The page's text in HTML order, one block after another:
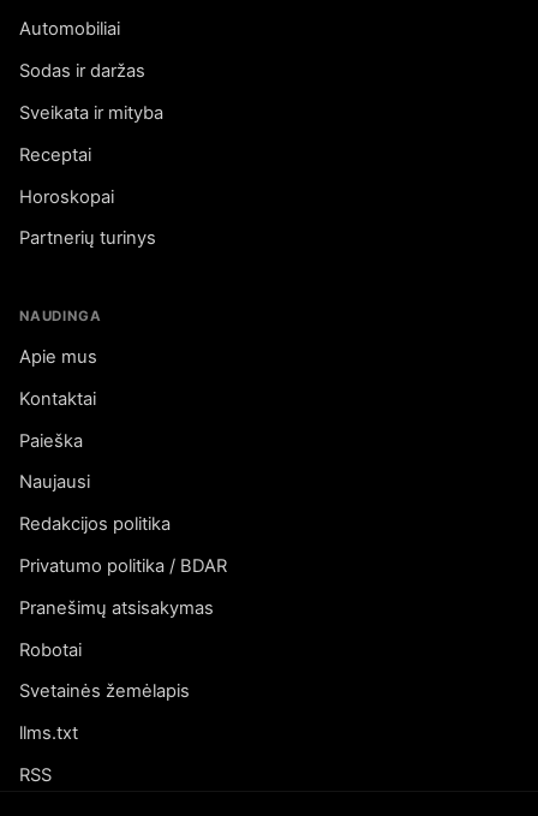
Automobiliai
Sodas ir daržas
Sveikata ir mityba
Receptai
Horoskopai
Partnerių turinys
NAUDINGA
Apie mus
Kontaktai
Paieška
Naujausi
Redakcijos politika
Privatumo politika / BDAR
Pranešimų atsisakymas
Robotai
Svetainės žemėlapis
llms.txt
RSS